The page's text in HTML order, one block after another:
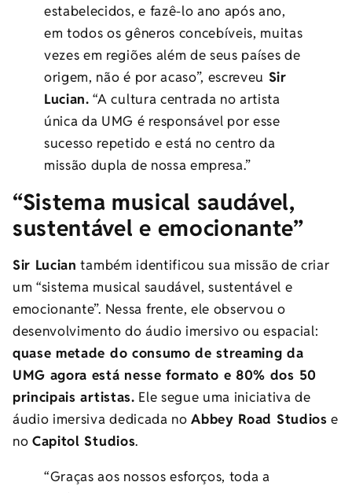
estabelecidos, e fazê-lo ano após ano,
em todos os gêneros concebíveis, muitas
vezes em regiões além de seus países de
origem, não é por acaso”, escreveu Sir
Lucian. “A cultura centrada no artista
única da UMG é responsável por esse
sucesso repetido e está no centro da
missão dupla de nossa empresa.”
“Sistema musical saudável,
sustentável e emocionante”
Sir Lucian também identificou sua missão de criar
um “sistema musical saudável, sustentável e
emocionante”. Nessa frente, ele observou o
desenvolvimento do áudio imersivo ou espacial:
quase metade do consumo de streaming da
UMG agora está nesse formato e 80% dos 50
principais artistas. Ele segue uma iniciativa de
áudio imersiva dedicada noAbbey Road Studios e
noCapitol Studios.
“Graças aos nossos esforços, toda a